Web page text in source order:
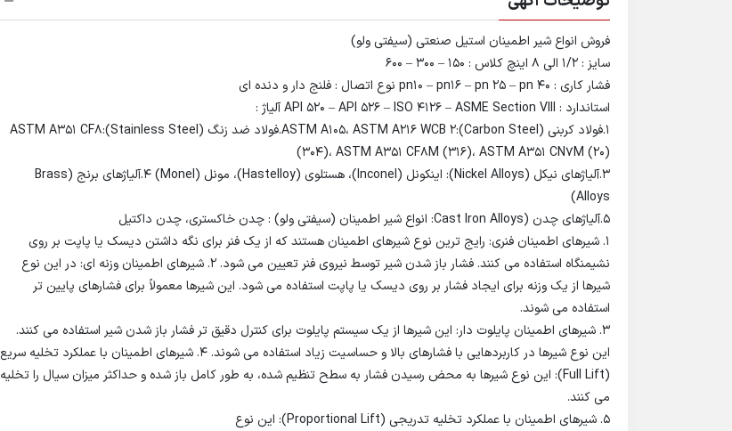
فروش انواع شیر اطمینان استیل صنعتی (سیفتی ولو)
سایز : 1/2 الی 8 اینچ کلاس : 150 – 300 – 600
فشار کاری : pn10 – pn16 – pn 25 – pn 40 نوع اتصال : فلنج دار و دنده ای
استاندارد : API 520 – API 526 – ISO 4126 – ASME Section VIII آلیاژ :
1.فولاد کربنی (Carbon Steel):ASTM A105، ASTM A216 WCB 2.فولاد ضد زنگ (Stainless Steel):ASTM A351 CF8
(304)، ASTM A351 CF8M (316)، ASTM A351 CN7M (20)
3.آلیاژهای نیکل (Nickel Alloys): اینکونل (Inconel)، هستلوی (Hastelloy)، مونل (Monel) 4.آلیاژهای برنج (Brass
Alloys)
5.آلیاژهای چدن (Cast Iron Alloys: انواع شیر اطمینان (سیفتی ولو) : چدن خاکستری، چدن داکتیل
1. شیرهای اطمینان فنری: رایج ترین نوع شیرهای اطمینان هستند که از یک فنر برای نگه داشتن دیسک یا پاپت بر روی
نشیمنگاه استفاده می کنند. فشار باز شدن شیر توسط نیروی فنر تعیین می شود. 2. شیرهای اطمینان وزنه ای: در این نوع
شیرها از یک وزنه برای ایجاد فشار بر روی دیسک یا پاپت استفاده می شود. این شیرها معمولاً برای فشارهای پایین تر
استفاده می شوند.
3. شیرهای اطمینان پایلوت دار: این شیرها از یک سیستم پایلوت برای کنترل دقیق تر فشار باز شدن شیر استفاده می کنند.
این نوع شیرها در کاربردهایی با فشارهای بالا و حساسیت زیاد استفاده می شوند. 4. شیرهای اطمینان با عملکرد تخلیه سریع
(Full Lift): این نوع شیرها به محض رسیدن فشار به سطح تنظیم شده، به طور کامل باز شده و حداکثر میزان سیال را تخلیه
می کنند.
5. شیرهای اطمینان با عملکرد تخلیه تدریجی (Proportional Lift): این نوع